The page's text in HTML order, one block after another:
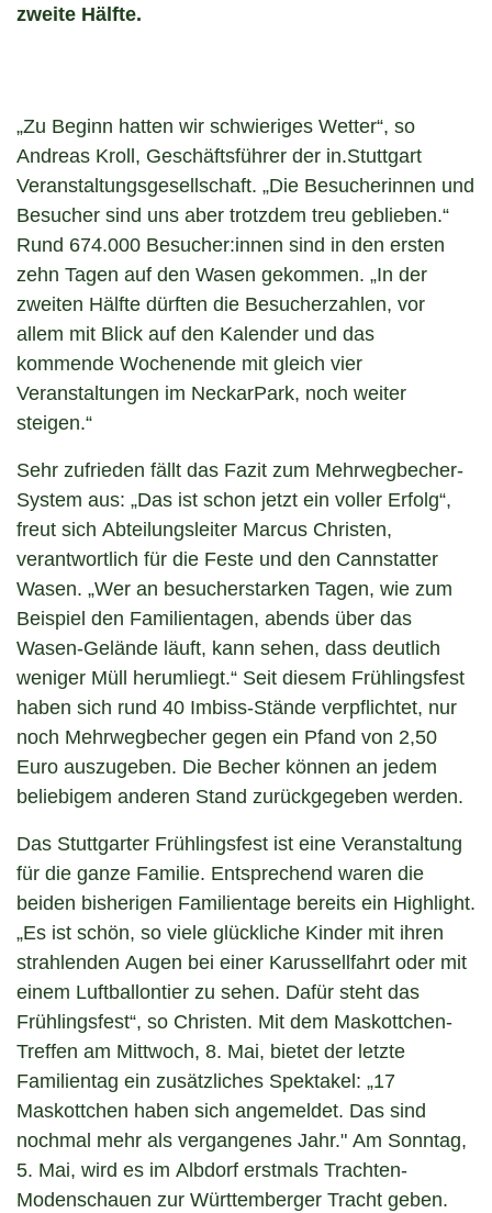
zweite Hälfte.
„Zu Beginn hatten wir schwieriges Wetter“, so
Andreas Kroll, Geschäftsführer der in.Stuttgart
Veranstaltungsgesellschaft. „Die Besucherinnen und
Besucher sind uns aber trotzdem treu geblieben.“
Rund 674.000 Besucher:innen sind in den ersten
zehn Tagen auf den Wasen gekommen. „In der
zweiten Hälfte dürften die Besucherzahlen, vor
allem mit Blick auf den Kalender und das
kommende Wochenende mit gleich vier
Veranstaltungen im NeckarPark, noch weiter
steigen.“
Sehr zufrieden fällt das Fazit zum Mehrwegbecher-
System aus: „Das ist schon jetzt ein voller Erfolg“,
freut sich Abteilungsleiter Marcus Christen,
verantwortlich für die Feste und den Cannstatter
Wasen. „Wer an besucherstarken Tagen, wie zum
Beispiel den Familientagen, abends über das
Wasen-Gelände läuft, kann sehen, dass deutlich
weniger Müll herumliegt.“ Seit diesem Frühlingsfest
haben sich rund 40 Imbiss-Stände verpflichtet, nur
noch Mehrwegbecher gegen ein Pfand von 2,50
Euro auszugeben. Die Becher können an jedem
beliebigem anderen Stand zurückgegeben werden.
Das Stuttgarter Frühlingsfest ist eine Veranstaltung
für die ganze Familie. Entsprechend waren die
beiden bisherigen Familientage bereits ein Highlight.
„Es ist schön, so viele glückliche Kinder mit ihren
strahlenden Augen bei einer Karussellfahrt oder mit
einem Luftballontier zu sehen. Dafür steht das
Frühlingsfest“, so Christen. Mit dem Maskottchen-
Treffen am Mittwoch, 8. Mai, bietet der letzte
Familientag ein zusätzliches Spektakel: „17
Maskottchen haben sich angemeldet. Das sind
nochmal mehr als vergangenes Jahr." Am Sonntag,
5. Mai, wird es im Albdorf erstmals Trachten-
Modenschauen zur Württemberger Tracht geben.